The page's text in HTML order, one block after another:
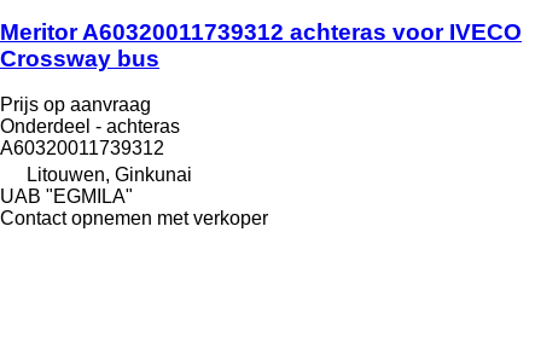
Meritor A60320011739312 achteras voor IVECO
Crossway bus
Prijs op aanvraag
Onderdeel - achteras
A60320011739312
Litouwen, Ginkunai
UAB "EGMILA"
Contact opnemen met verkoper